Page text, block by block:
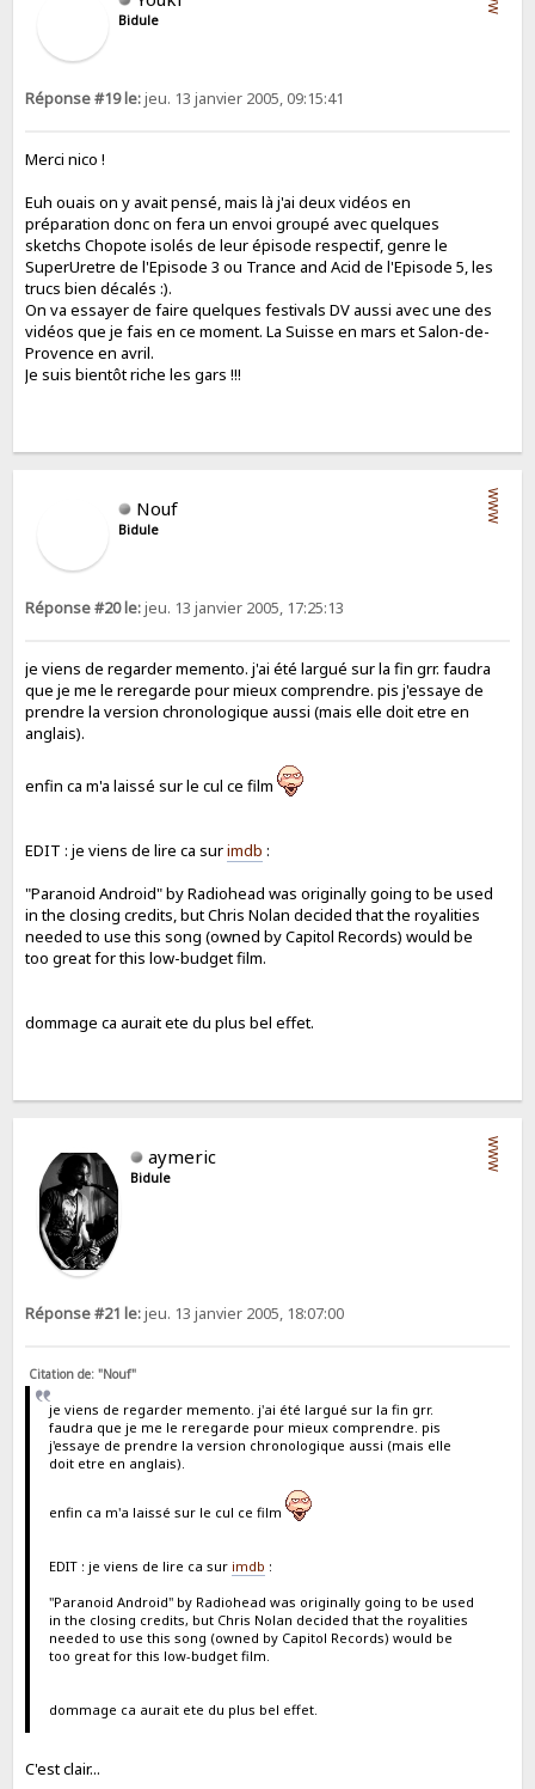
Bidule
Réponse #19 le:jeu. 13 janvier 2005, 09:15:41
Merci nico !
Euh ouais on y avait pensé, mais là j'ai deux vidéos en
préparation donc on fera un envoi groupé avec quelques
sketchs Chopote isolés de leur épisode respectif, genre le
SuperUretre de l'Episode 3 ou Trance and Acid de l'Episode 5, les
trucs bien décalés :).
On va essayer de faire quelques festivals DV aussi avec une des
vidéos que je fais en ce moment. La Suisse en mars et Salon-de-
Provence en avril.
Je suis bientôt riche les gars !!!
Nouf
Bidule
WWW
Réponse #20 le:jeu. 13 janvier 2005, 17:25:13
je viens de regarder memento. j'ai été largué sur la fin grr. faudra
que je me le reregarde pour mieux comprendre. pis j'essaye de
prendre la version chronologique aussi (mais elle doit etre en
anglais).
enfin ca m'a laissé sur le cul ce film
EDIT : je viens de lire ca surimdb :
"Paranoid Android" by Radiohead was originally going to be used
in the closing credits, but Chris Nolan decided that the royalities
needed to use this song (owned by Capitol Records) would be
too great for this low-budget film.
dommage ca aurait ete du plus bel effet.
aymeric
Bidule
WWW
Réponse #21 le:jeu. 13 janvier 2005, 18:07:00
Citation de: "Nouf"
je viens de regarder memento. j'ai été largué sur la fin grr.
faudra que je me le reregarde pour mieux comprendre. pis
j'essaye de prendre la version chronologique aussi (mais elle
doit etre en anglais).
enfin ca m'a laissé sur le cul ce film
EDIT : je viens de lire ca sur imdb :
"Paranoid Android" by Radiohead was originally going to be used
in the closing credits, but Chris Nolan decided that the royalities
needed to use this song (owned by Capitol Records) would be
too great for this low-budget film.
dommage ca aurait ete du plus bel effet.
C'est clair...